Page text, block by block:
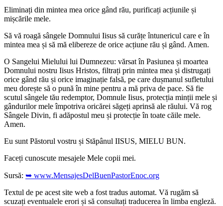
Eliminați din mintea mea orice gând rău, purificați acțiunile și
mișcările mele.
Să vă roagă sângele Domnului Iisus să curățe întunericul care e în
mintea mea și să mă elibereze de orice acțiune rău și gând. Amen.
O Sangelui Mielului lui Dumnezeu: vărsat în Pasiunea și moartea
Domnului nostru Iisus Hristos, filtrați prin mintea mea și distrugați
orice gând rău și orice imaginație falsă, pe care dușmanul sufletului
meu dorește să o pună în mine pentru a mă priva de pace. Să fie
scutul sângele tău redemptor, Domnule Iisus, protecția minții mele și
gândurilor mele împotriva oricărei săgeți aprinsă ale răului. Vă rog
Sângele Divin, fi adăpostul meu și protecție în toate căile mele.
Amen.
Eu sunt Păstorul vostru și Stăpânul IISUS, MIELU BUN.
Faceți cunoscute mesajele Mele copii mei.
Sursă: ➥ www.MensajesDelBuenPastorEnoc.org
Textul de pe acest site web a fost tradus automat. Vă rugăm să
scuzați eventualele erori și să consultați traducerea în limba engleză.